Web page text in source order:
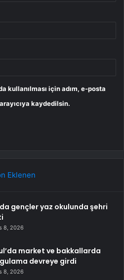
kullanılması için adım, e-posta
kaydedilsin.
Eklenen
gençler yaz okulunda şehri
8, 2026
market ve bakkallarda
devreye girdi
8, 2026